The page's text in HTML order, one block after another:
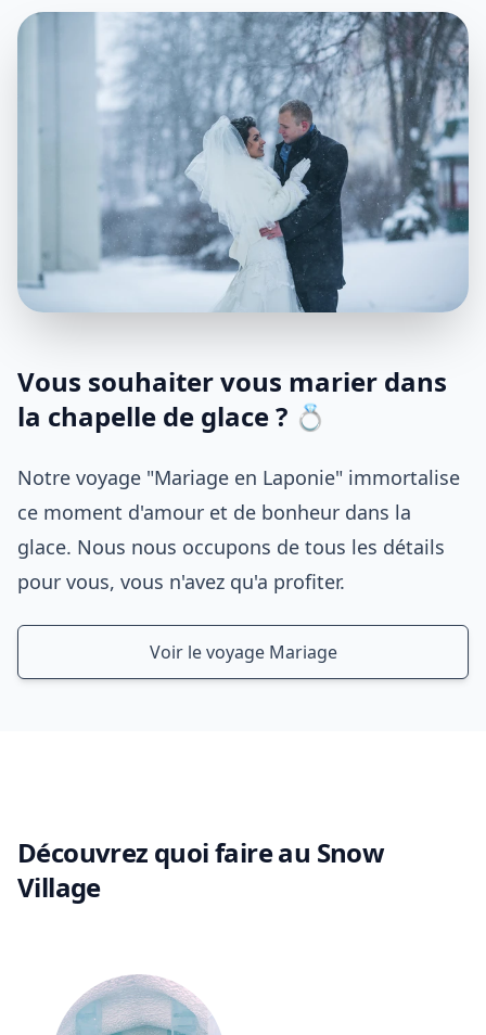
Vous souhaiter vous marier dans
la chapelle de glace ? 💍
Notre voyage "Mariage en Laponie" immortalise
ce moment d'amour et de bonheur dans la
glace. Nous nous occupons de tous les détails
pour vous, vous n'avez qu'a profiter.
Voir le voyage Mariage
Découvrez quoi faire au Snow
Village